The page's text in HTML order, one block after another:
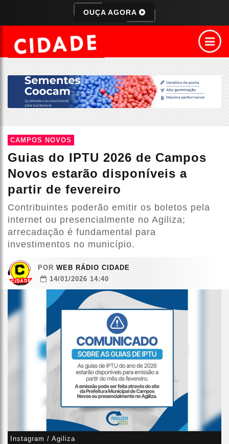
OUÇA AGORA
CAMPOS NOVOS
Guias do IPTU 2026 de Campos
Novos estarão disponíveis a
partir de fevereiro
Contribuintes poderão emitir os boletos pela
internet ou presencialmente no Agiliza;
arrecadação é fundamental para
investimentos no município.
POR WEB RÁDIO CIDADE
14/01/2026 14:40
Instagram / Agiliza